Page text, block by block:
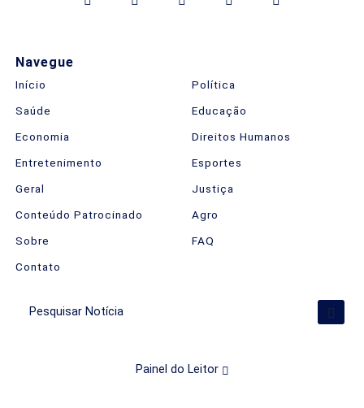
Navegue
Início
Política
Saúde
Educação
Economia
Direitos Humanos
Entretenimento
Esportes
Geral
Justiça
Conteúdo Patrocinado
Agro
Sobre
FAQ
Contato
Pesquisar Notícia
Painel do Leitor